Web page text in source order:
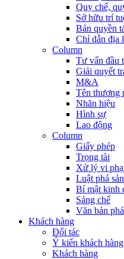
Quy chế,
Sở hữu trí
Bản quyền
Chỉ dẫn địa
Column
Tư vấn đầu
Giải quyết
M&A
Tên thương
Nhãn hiệu
Hình sự
Lao động
Column
Giấy phép
Trọng tài
Xử lý vi
Luật phá sản
Bí mật kinh
Sáng chế
Văn bản
Khách hàng
Đối tác
Ý kiến khách hàng
Khách hàng